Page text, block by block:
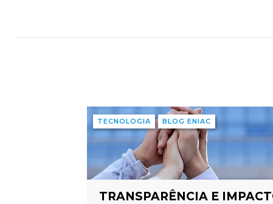
TECNOLOGIA BLOG ENIAC
TRANSPARÊNCIA E